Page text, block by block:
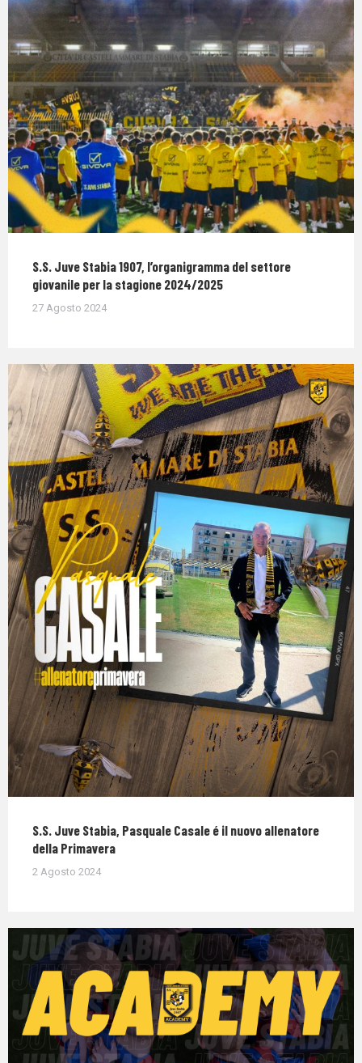
S.S. Juve Stabia 1907, l’organigramma del settore
giovanile per la stagione 2024/2025
27 Agosto 2024
S.S. Juve Stabia, Pasquale Casale é il nuovo allenatore
della Primavera
2 Agosto 2024